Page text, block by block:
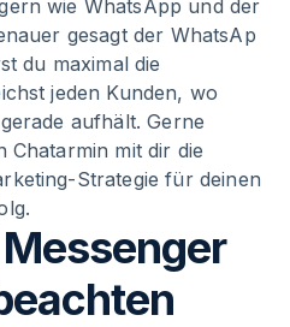
wie WhatsApp und der
gesagt der WhatsAp
du maximal die
jeden Kunden, wo
aufhält. Gerne
Chatarmin mit dir die
Strategie für deinen
Messenger